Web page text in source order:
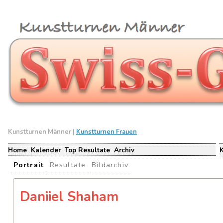
Kunstturnen Männer | Kunstturnen Frauen
Home Kalender Top Resultate Archiv
Portrait Resultate Bildarchiv
Daniiel Shaham